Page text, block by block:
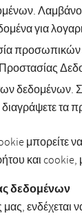
για
δεδομένων.
τα
μπορείτε
και cookie,
δεδομένων